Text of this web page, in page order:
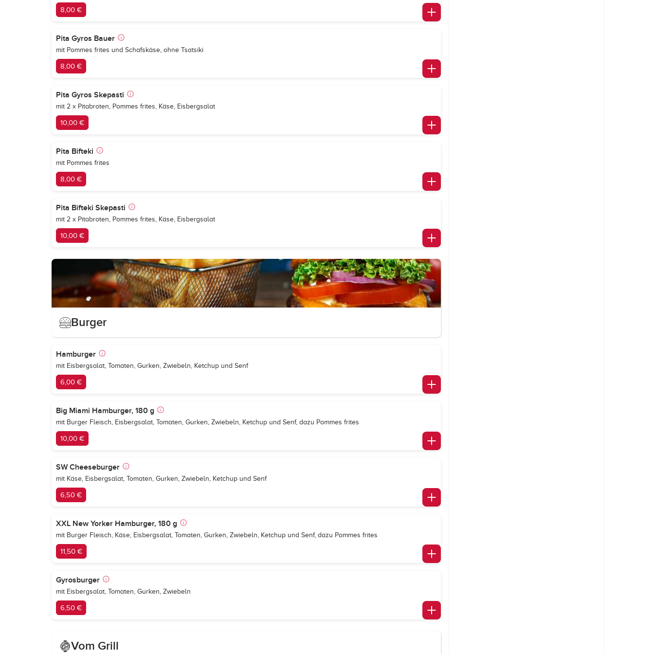
8,00 €
Pita Gyros Bauer
mit Pommes frites und Schafskäse, ohne Tsatsiki
8,00 €
Pita Gyros Skepasti
mit 2 x Pitabroten, Pommes frites, Käse, Eisbergsalat
10,00 €
Pita Bifteki
mit Pommes frites
8,00 €
Pita Bifteki Skepasti
mit 2 x Pitabroten, Pommes frites, Käse, Eisbergsalat
10,00 €
Burger
Hamburger
mit Eisbergsalat, Tomaten, Gurken, Zwiebeln, Ketchup und Senf
6,00 €
Big Miami Hamburger, 180 g
mit Burger Fleisch, Eisbergsalat, Tomaten, Gurken, Zwiebeln, Ketchup und Senf, dazu Pommes frites
10,00 €
SW Cheeseburger
mit Käse, Eisbergsalat, Tomaten, Gurken, Zwiebeln, Ketchup und Senf
6,50 €
XXL New Yorker Hamburger, 180 g
mit Burger Fleisch, Käse, Eisbergsalat, Tomaten, Gurken, Zwiebeln, Ketchup und Senf, dazu Pommes frites
11,50 €
Gyrosburger
mit Eisbergsalat, Tomaten, Gurken, Zwiebeln
6,50 €
Vom Grill